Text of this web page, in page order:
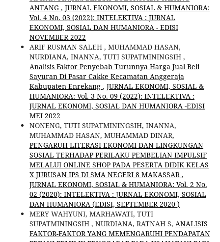
ANTANG , JURNAL EKONOMI, SOSIAL & HUMANIORA:
Vol. 4 No. 03 (2022): INTELEKTIVA : JURNAL
EKONOMI, SOSIAL DAN HUMANIORA - EDISI
NOVEMBER 2022
ARIF RUSMAN SALEH , MUHAMMAD HASAN,
NURDIANA, INANNA, TUTI SUPATMININGSIH ,
Analisis Faktor Penyebab Turunnya Harga Jual Beli
Sayuran Di Pasar Cakke Kecamatan Anggeraja
Kabupaten Enrekang , JURNAL EKONOMI, SOSIAL &
HUMANIORA: Vol. 3 No. 09 (2022): INTELEKTIVA :
JURNAL EKONOMI, SOSIAL DAN HUMANIORA -EDISI
MEI 2022
NONENG, TUTI SUPATMININGSIH, INANNA,
MUHAMMAD HASAN, MUHAMMAD DINAR,
PENGARUH LITERASI EKONOMI DAN LINGKUNGAN
SOSIAL TERHADAP PERILAKU PEMBELIAN IMPULSIF
MELALUI ONLINE SHOP PADA PESERTA DIDIK KELAS
X JURUSAN IPS DI SMA NEGERI 8 MAKASSAR ,
JURNAL EKONOMI, SOSIAL & HUMANIORA: Vol. 2 No.
02 (2020): INTELEKTIVA : JURNAL EKONOMI, SOSIAL
DAN HUMANIORA (EDISI, SEPTEMBER 2020 )
MERY WAHYUNI, MARHAWATI, TUTI
SUPATMININGSIH , NURDIANA, RATNAH S, ANALISIS
FAKTOR-FAKTOR YANG MEMENGARUHI PENDAPATAN